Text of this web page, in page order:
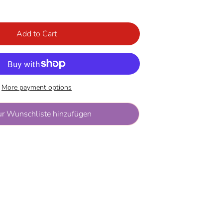
Add to Cart
More payment options
Wunschliste hinzufügen